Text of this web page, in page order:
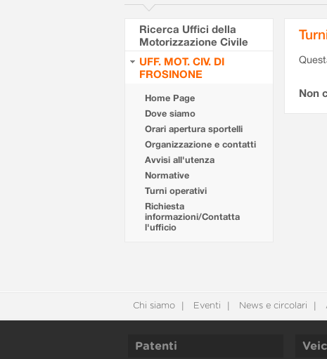
Ricerca Uffici della
Motorizzazione Civile
UFF. MOT. CIV. DI
FROSINONE
Home Page
Dove siamo
Orari apertura sportelli
Organizzazione e contatti
Avvisi all'utenza
Normative
Turni operativi
Richiesta
informazioni/Contatta
l'ufficio
Non
Chi siamo Eventi News e circolari
Patenti